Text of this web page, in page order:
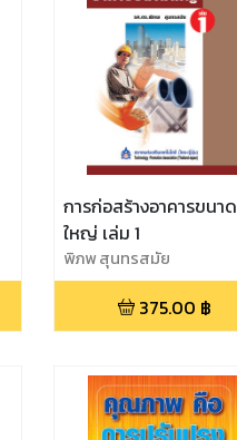
การก่อสร้างอาคารขนาด
ใหญ่ เล่ม 1
พิภพ สุนทรสมัย
375.00 ฿